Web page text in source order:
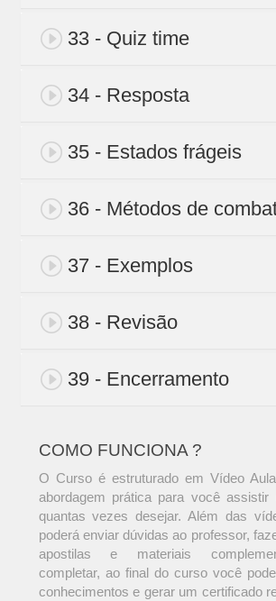
33 - Quiz time
34 - Resposta
35 - Estados frágeis
36 - Métodos de
37 - Exemplos
38 - Revisão
39 - Encerramento
COMO FUNCIONA ?
O Curso é estruturado em Vídeo
abordagem prática para você assistir
quantas vezes desejar. Além das
poderá enviar dúvidas ao professor,
apostilas e materiais
completar, ao final do curso você
conhecimentos e gerar um certificado